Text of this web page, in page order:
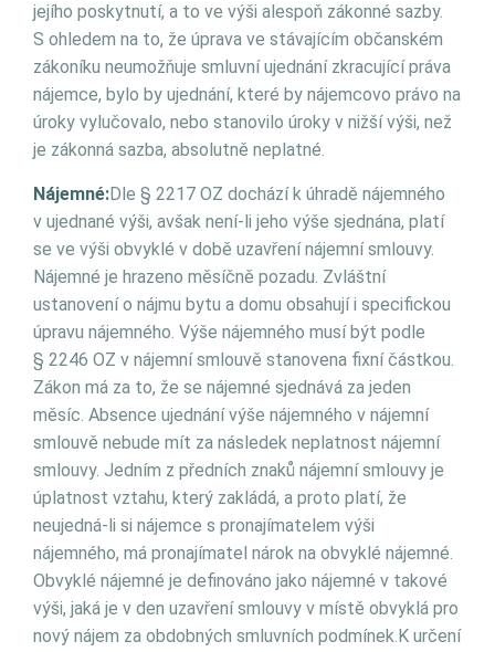
jejího poskytnutí, a to ve výši alespoň zákonné sazby.
S ohledem na to, že úprava ve stávajícím občanském
zákoníku neumožňuje smluvní ujednání zkracující práva
nájemce, bylo by ujednání, které by nájemcovo právo na
úroky vylučovalo, nebo stanovilo úroky v nižší výši, než
je zákonná sazba, absolutně neplatné.
Nájemné:Dle § 2217 OZ dochází k úhradě nájemného
v ujednané výši, avšak není-li jeho výše sjednána, platí
se ve výši obvyklé v době uzavření nájemní smlouvy.
Nájemné je hrazeno měsíčně pozadu. Zvláštní
ustanovení o nájmu bytu a domu obsahují i specifickou
úpravu nájemného. Výše nájemného musí být podle
§ 2246 OZ v nájemní smlouvě stanovena fixní částkou.
Zákon má za to, že se nájemné sjednává za jeden
měsíc. Absence ujednání výše nájemného v nájemní
smlouvě nebude mít za následek neplatnost nájemní
smlouvy. Jedním z předních znaků nájemní smlouvy je
úplatnost vztahu, který zakládá, a proto platí, že
neujedná-li si nájemce s pronajímatelem výši
nájemného, má pronajímatel nárok na obvyklé nájemné.
Obvyklé nájemné je definováno jako nájemné v takové
výši, jaká je v den uzavření smlouvy v místě obvyklá pro
nový nájem za obdobných smluvních podmínek.K určení